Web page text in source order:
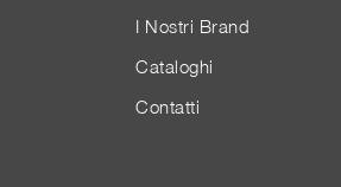
I Nostri Brand
Cataloghi
Contatti